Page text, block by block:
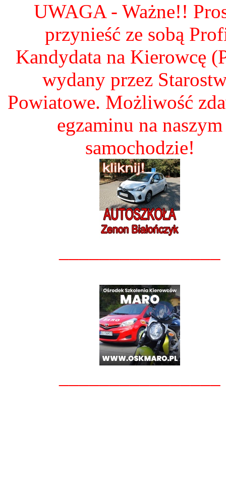
UWAGA - Ważne!!
przynieść ze sobą
Kandydata na Kierowcę
wydany przez
Powiatowe. Możliwość
egzaminu na naszym
samochodzie!